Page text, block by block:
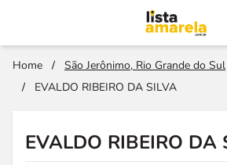
Home / São Jerônimo, Rio Grande do Sul
/
EVALDO RIBEIRO DA SILVA
EVALDO RIBEIRO DA